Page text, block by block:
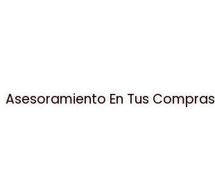
Asesoramiento En Tus Compras